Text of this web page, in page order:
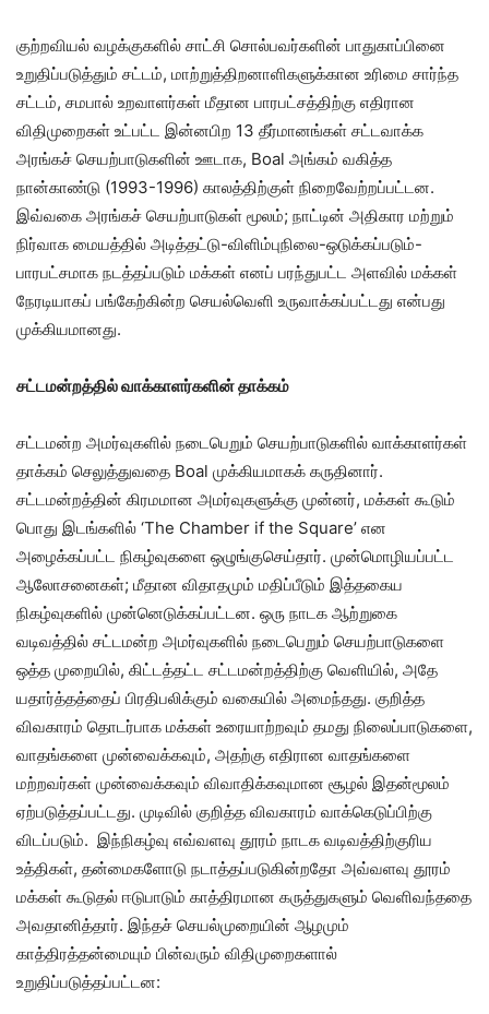
குற்றவியல் வழக்குகளில் சாட்சி சொல்பவர்களின் பாதுகாப்பினை
உறுதிப்படுத்தும் சட்டம், மாற்றுத்திறனாளிகளுக்கான உரிமை சார்ந்த
சட்டம், சமபால் உறவாளர்கள் மீதான பாரபட்சத்திற்கு எதிரான
விதிமுறைகள் உட்பட்ட இன்னபிற 13 தீர்மானங்கள் சட்டவாக்க
அரங்கச் செயற்பாடுகளின் ஊடாக, Boal அங்கம் வகித்த
நான்காண்டு (1993-1996) காலத்திற்குள் நிறைவேற்றப்பட்டன.
இவ்வகை அரங்கச் செயற்பாடுகள் மூலம்; நாட்டின் அதிகார மற்றும்
நிர்வாக மையத்தில் அடித்தட்டு-விளிம்புநிலை-ஒடுக்கப்படும்-
பாரபட்சமாக நடத்தப்படும் மக்கள் எனப் பரந்துபட்ட அளவில் மக்கள்
நேரடியாகப் பங்கேற்கின்ற செயல்வெளி உருவாக்கப்பட்டது என்பது
முக்கியமானது.
சட்டமன்றத்தில் வாக்காளர்களின் தாக்கம்
சட்டமன்ற அமர்வுகளில் நடைபெறும் செயற்பாடுகளில் வாக்காளர்கள்
தாக்கம் செலுத்துவதை Boal முக்கியமாகக் கருதினார்.
சட்டமன்றத்தின் கிரமமான அமர்வுகளுக்கு முன்னர், மக்கள் கூடும்
பொது இடங்களில் ‘The Chamber if the Square’ என
அழைக்கப்பட்ட நிகழ்வுகளை ஒழுங்குசெய்தார். முன்மொழியப்பட்ட
ஆலோசனைகள்; மீதான விதாதமும் மதிப்பீடும் இத்தகைய
நிகழ்வுகளில் முன்னெடுக்கப்பட்டன. ஒரு நாடக ஆற்றுகை
வடிவத்தில் சட்டமன்ற அமர்வுகளில் நடைபெறும் செயற்பாடுகளை
ஒத்த முறையில், கிட்டத்தட்ட சட்டமன்றத்திற்கு வெளியில், அதே
யதார்த்தத்தைப் பிரதிபலிக்கும் வகையில் அமைந்தது. குறித்த
விவகாரம் தொடர்பாக மக்கள் உரையாற்றவும் தமது நிலைப்பாடுகளை,
வாதங்களை முன்வைக்கவும், அதற்கு எதிரான வாதங்களை
மற்றவர்கள் முன்வைக்கவும் விவாதிக்கவுமான சூழல் இதன்மூலம்
ஏற்படுத்தப்பட்டது. முடிவில் குறித்த விவகாரம் வாக்கெடுப்பிற்கு
விடப்படும். இந்நிகழ்வு எவ்வளவு தூரம் நாடக வடிவத்திற்குரிய
உத்திகள், தன்மைகளோடு நடாத்தப்படுகின்றதோ அவ்வளவு தூரம்
மக்கள் கூடுதல் ஈடுபாடும் காத்திரமான கருத்துகளும் வெளிவந்ததை
அவதானித்தார். இந்தச் செயல்முறையின் ஆழமும்
காத்திரத்தன்மையும் பின்வரும் விதிமுறைகளால்
உறுதிப்படுத்தப்பட்டன: